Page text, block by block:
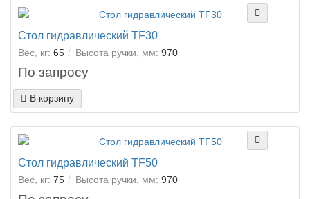
Стол гидравлический TF30
Вес, кг: 65 Высота ручки, мм: 970
По запросу
В корзину
Стол гидравлический TF50
Вес, кг: 75 Высота ручки, мм: 970